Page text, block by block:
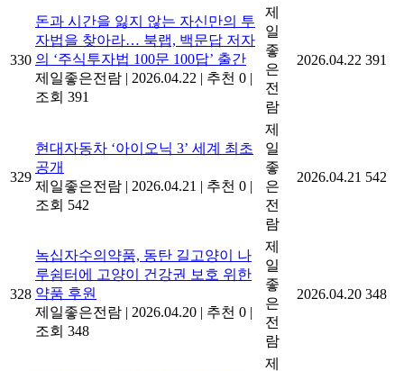
330
돈과 시간을 잃지 않는 자신만의 투
자법을 찾아라… 북랩, 백문답 저자
의 ‘주식투자법 100문 100답’ 출간
제일좋은전람 | 2026.04.22 | 추천 0 |
조회 391
제
일
좋
은
전
람
2026.04.22 391
329
현대자동차 ‘아이오닉 3’ 세계 최초
공개
제일좋은전람 | 2026.04.21 | 추천 0 |
조회 542
제
일
좋
은
전
람
2026.04.21 542
328
녹십자수의약품, 동탄 길고양이 나
루쉼터에 고양이 건강권 보호 위한
약품 후원
제일좋은전람 | 2026.04.20 | 추천 0 |
조회 348
제
일
좋
은
전
람
2026.04.20 348
제